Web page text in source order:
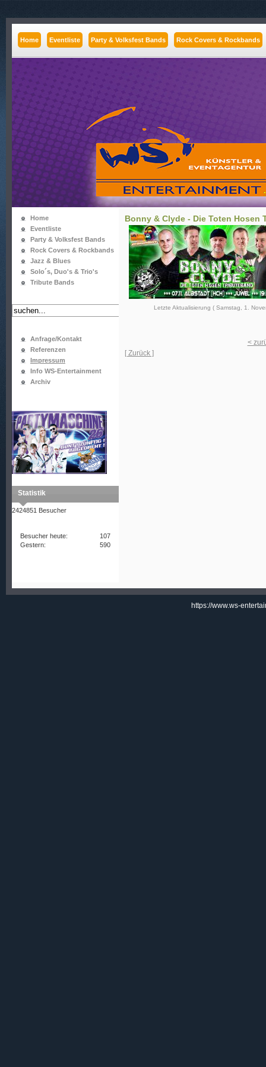
Home Eventliste Party & Volksfest Bands Rock Covers & Rockbands
Home
Eventliste
Party & Volksfest Bands
Rock Covers & Rockbands
Jazz & Blues
Solo´s, Duo's & Trio's
Tribute Bands
Anfrage/Kontakt
Referenzen
Impressum
Info WS-Entertainment
Archiv
Statistik
2424851 Besucher
Besucher heute:
107
Gestern:
590
Bonny & Clyde - Die Toten Hosen
Letzte Aktualisierung ( Samstag, 1.
<
[ Zurück ]
https://www.ws-